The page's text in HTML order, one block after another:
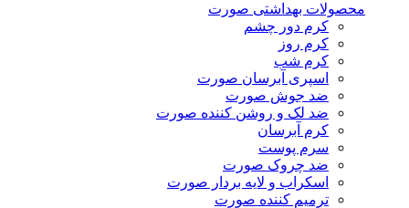
محصولات بهداشتی صورت
کرم دور چشم
کرم روز
کرم شب
اسپری آبرسان صورت
ضد جوش صورت
ضد لک و روشن کننده صورت
کرم آبرسان
سرم پوست
ضد چروک صورت
اسکراب و لایه بردار صورت
ترمیم کننده صورت